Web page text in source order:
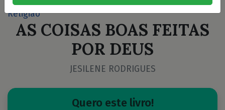
Religião
AS COISAS BOAS FEITAS
POR DEUS
JESILENE RODRIGUES
Quero este livro!